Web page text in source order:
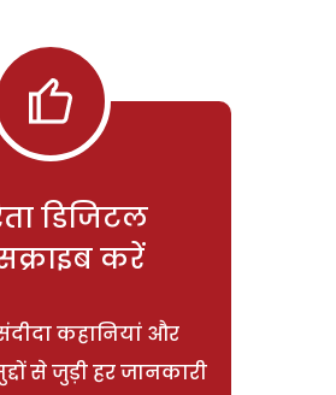
डिजिटल
करें
कहानियां और
से जुड़ी हर जानकारी